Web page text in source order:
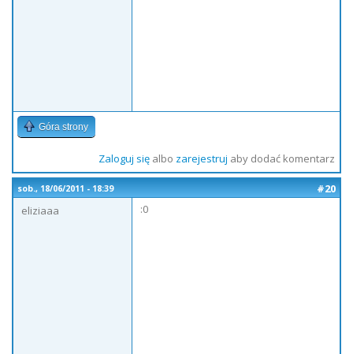
Góra strony
Zaloguj sięalbo zarejestruj aby dodać komentarz
sob., 18/06/2011 - 18:39
#20
eliziaaa
:0